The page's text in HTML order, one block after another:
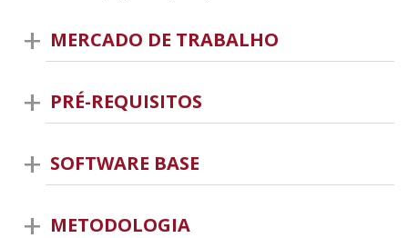
MERCADO DE TRABALHO
PRÉ-REQUISITOS
SOFTWARE BASE
METODOLOGIA